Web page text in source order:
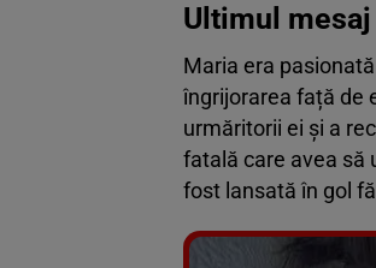
Ultimul
Maria era
îngrijorarea față de
urmăritorii ei și a
fatală care avea să
fost lansată în gol